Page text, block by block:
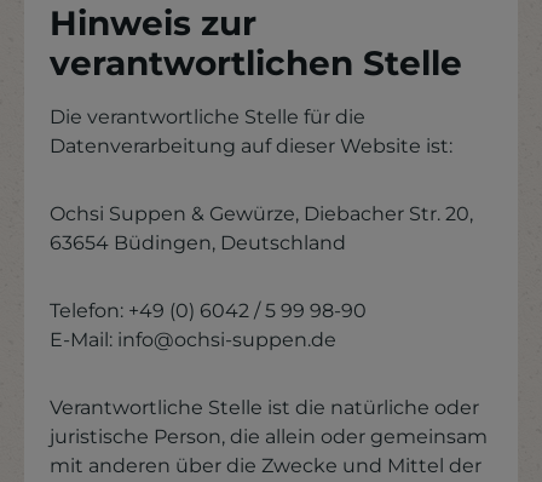
Hinweis zur
verantwortlichen Stelle
Die verantwortliche Stelle für die
Datenverarbeitung auf dieser Website ist:
Ochsi Suppen & Gewürze, Diebacher Str. 20,
63654 Büdingen, Deutschland
Telefon: +49 (0) 6042 / 5 99 98-90
E-Mail: info@ochsi-suppen.de
Verantwortliche Stelle ist die natürliche oder
juristische Person, die allein oder gemeinsam
mit anderen über die Zwecke und Mittel der